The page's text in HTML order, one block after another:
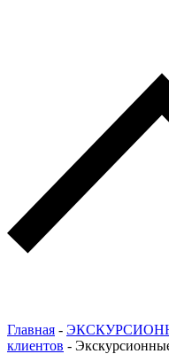
Главная -
клиентов -